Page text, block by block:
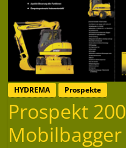
HYDREMA Prospekte
Prospekt
Mobilbagger